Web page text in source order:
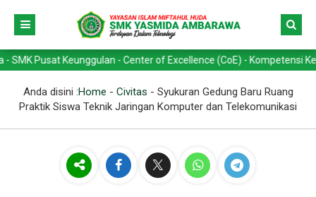
Pusat Keunggulan - Center of Excellence (CoE) - Kompetensi
Anda disini :Home - Civitas - Syukuran Gedung Baru Ruang
Praktik Siswa Teknik Jaringan Komputer dan Telekomunikasi